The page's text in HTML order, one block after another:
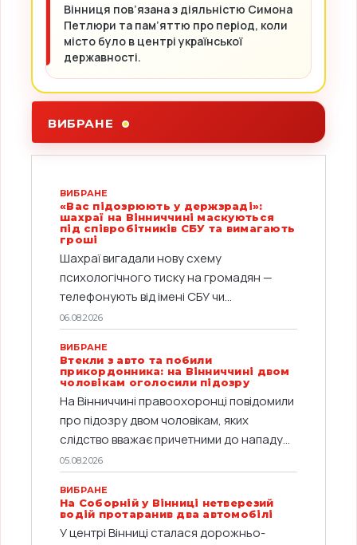
Вінниця пов’язана з діяльністю Симона
Петлюри та пам’яттю про період, коли
місто було в центрі української
державності.
ВИБРАНЕ
ВИБРАНЕ
«Вас підозрюють у держзраді»:
шахраї на Вінниччині маскуються
під співробітників СБУ та вимагають
гроші
Шахраї вигадали нову схему
психологічного тиску на громадян —
телефонують від імені СБУ чи...
06.08.2026
ВИБРАНЕ
Втекли з авто та побили
прикордонника: на Вінниччині двом
чоловікам оголосили підозру
На Вінниччині правоохоронці повідомили
про підозру двом чоловікам, яких
слідство вважає причетними до нападу...
05.08.2026
ВИБРАНЕ
На Соборній у Вінниці нетверезий
водій протаранив два автомобілі
У центрі Вінниці сталася дорожньо-